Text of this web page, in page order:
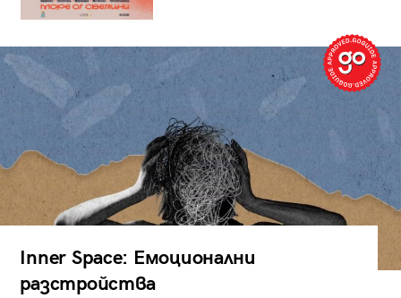
Inner Space: Емоционални
разстройства